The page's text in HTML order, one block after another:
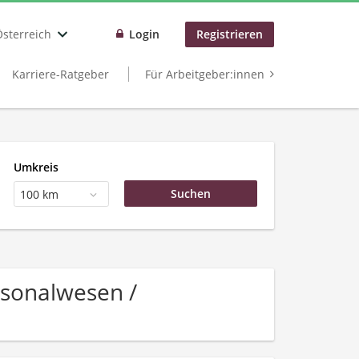
Login Registrieren
Karriere-Ratgeber Für Arbeitgeber:innen
Umkreis
100 km
/